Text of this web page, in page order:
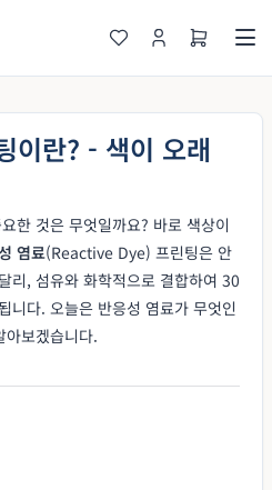
이란? - 색이 오래
한 것은 무엇일까요? 바로 색상이
염료(Reactive Dye) 프린팅은 안
리, 섬유와 화학적으로 결합하여 30
니다. 오늘은 반응성 염료가 무엇인
아보겠습니다.